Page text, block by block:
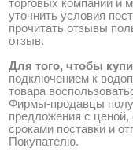
торговых компаний и
уточнить условия
прочитать отзывы
отзыв.
Для того, чтобы
подключением к
товара
Фирмы-продавцы
предложения с
сроками поставки и
Покупателю.